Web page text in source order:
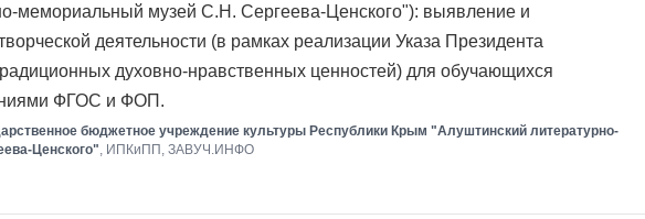
мемориальный музей С.Н. Сергеева-Ценского"): выявление и
деятельности (в рамках реализации Указа Президента
духовно-нравственных ценностей) для обучающихся
ФГОС и ФОП.
бюджетное учреждение культуры Республики Крым "Алуштинский литературно-
Ценского" , ИПКиПП, ЗАВУЧ.ИНФО